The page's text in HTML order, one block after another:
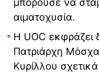
μπορούσε να
αιματοχυσία.
Η UOC εκφράζει
Πατριάρχη
Κυρίλλου